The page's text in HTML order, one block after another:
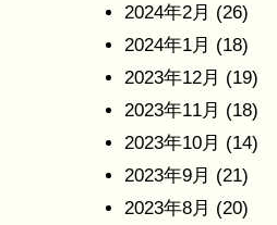
2024年2月 (26)
2024年1月 (18)
2023年12月 (19)
2023年11月 (18)
2023年10月 (14)
2023年9月 (21)
2023年8月 (20)